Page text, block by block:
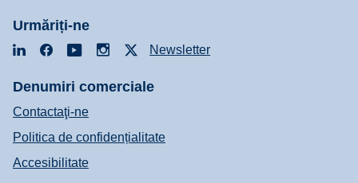
Urmăriți-ne
LinkedInFacebookYouTubeInstagramNewsletter
Denumiri comerciale
Contactaţi-ne
Politica de confidențialitate
Accesibilitate